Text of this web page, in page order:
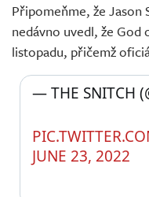
Připomeňme, že
nedávno uvedl, že God
listopadu, přičemž
— THE SNITCH
JUNE 23, 2022